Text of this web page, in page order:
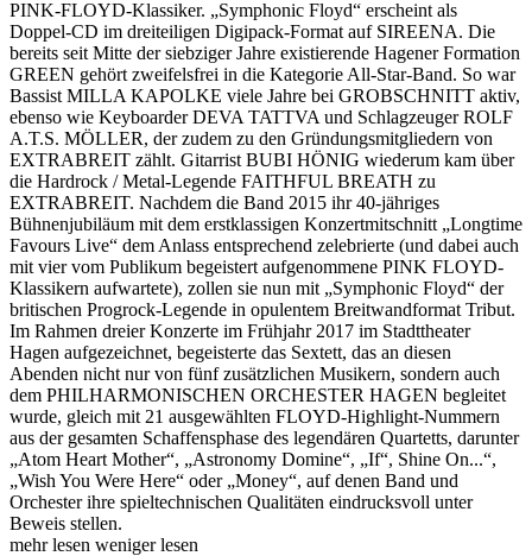
PINK-FLOYD-Klassiker. „Symphonic Floyd“ erscheint als
Doppel-CD im dreiteiligen Digipack-Format auf SIREENA. Die
bereits seit Mitte der siebziger Jahre existierende Hagener Formation
GREEN gehört zweifelsfrei in die Kategorie All-Star-Band. So war
Bassist MILLA KAPOLKE viele Jahre bei GROBSCHNITT aktiv,
ebenso wie Keyboarder DEVA TATTVA und Schlagzeuger ROLF
A.T.S. MÖLLER, der zudem zu den Gründungsmitgliedern von
EXTRABREIT zählt. Gitarrist BUBI HÖNIG wiederum kam über
die Hardrock / Metal-Legende FAITHFUL BREATH zu
EXTRABREIT. Nachdem die Band 2015 ihr 40-jähriges
Bühnenjubiläum mit dem erstklassigen Konzertmitschnitt „Longtime
Favours Live“ dem Anlass entsprechend zelebrierte (und dabei auch
mit vier vom Publikum begeistert aufgenommene PINK FLOYD-
Klassikern aufwartete), zollen sie nun mit „Symphonic Floyd“ der
britischen Progrock-Legende in opulentem Breitwandformat Tribut.
Im Rahmen dreier Konzerte im Frühjahr 2017 im Stadttheater
Hagen aufgezeichnet, begeisterte das Sextett, das an diesen
Abenden nicht nur von fünf zusätzlichen Musikern, sondern auch
dem PHILHARMONISCHEN ORCHESTER HAGEN begleitet
wurde, gleich mit 21 ausgewählten FLOYD-Highlight-Nummern
aus der gesamten Schaffensphase des legendären Quartetts, darunter
„Atom Heart Mother“, „Astronomy Domine“, „If“, Shine On...“,
„Wish You Were Here“ oder „Money“, auf denen Band und
Orchester ihre spieltechnischen Qualitäten eindrucksvoll unter
Beweis stellen.
mehr lesen weniger lesen